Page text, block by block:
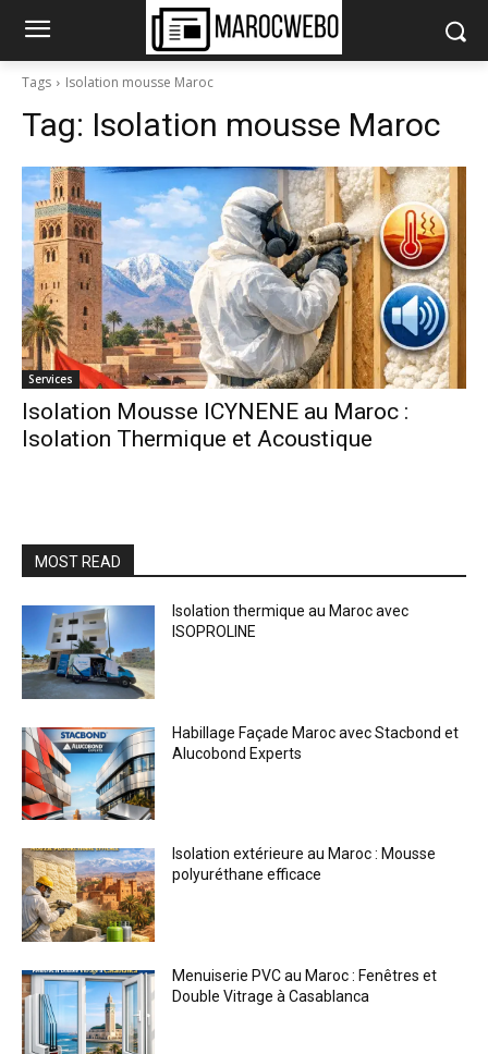
Tags Isolation mousse Maroc
Tag: Isolation mousse Maroc
Services
Isolation Mousse ICYNENE au Maroc :
Isolation Thermique et Acoustique
MOST READ
Isolation thermique au Maroc avec
ISOPROLINE
Habillage Façade Maroc avec Stacbond et
Alucobond Experts
Isolation extérieure au Maroc : Mousse
polyuréthane efficace
Menuiserie PVC au Maroc : Fenêtres et
Double Vitrage à Casablanca